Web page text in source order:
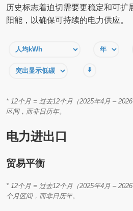
历史标志着迫切需要更稳定和可扩
阳能，以确保可持续的电力供应。
⬇️
* 12个月 = 过去12个月（2025年4月 –
区间，而非日历年。
电力进出口
贸易平衡
* 12个月 = 过去12个月（2025年4月 –
个月区间，而非日历年。